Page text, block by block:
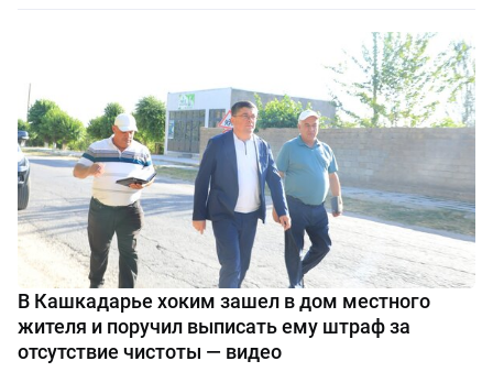
В Кашкадарье хоким зашел в дом местного
жителя и поручил выписать ему штраф за
отсутствие чистоты — видео